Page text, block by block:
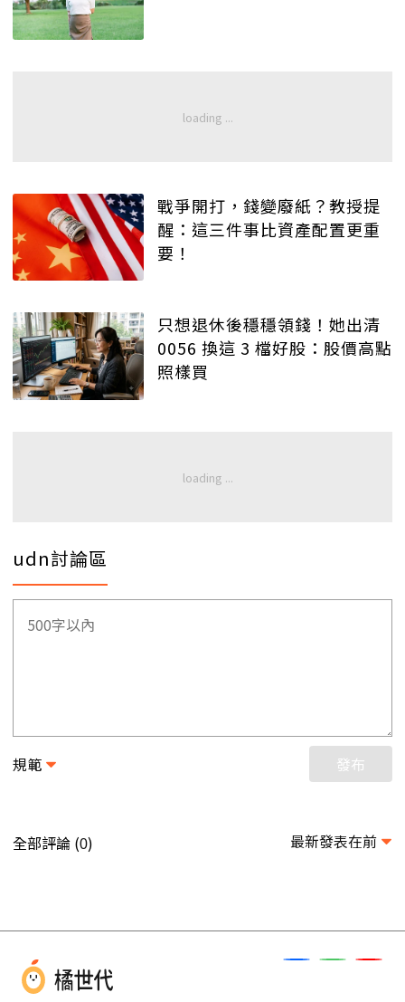
戰爭開打，錢變廢紙？教授提
醒：這三件事比資產配置更重
要！
只想退休後穩穩領錢！她出清
0056 換這 3 檔好股：股價高點
照樣買
udn討論區
規範 發布
全部評論 (0) 最新發表在前